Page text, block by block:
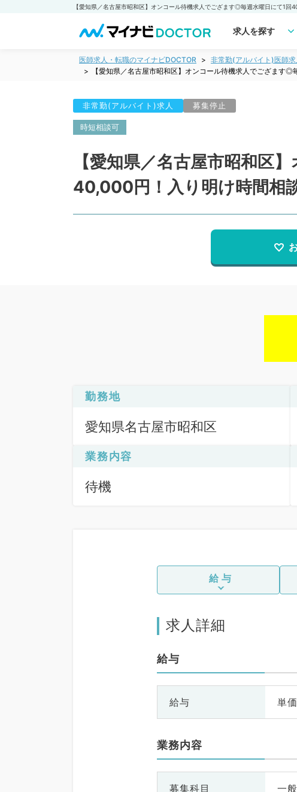
求人を探す
医師求人・転職のマイナビDOCTOR 非常勤(アルバイト)医師求
【愛知県／名古屋市昭和区】オンコール待機求人でござます
非常勤(アルバイト)求人 募集停止
時短相談可
【愛知県／名古屋市昭和区
40,000円！入り明け時間相
勤務地
愛知県名古屋市昭和区
業務内容
待機
給与
求人詳細
給与
給与 単
業務内容
募集科目 一